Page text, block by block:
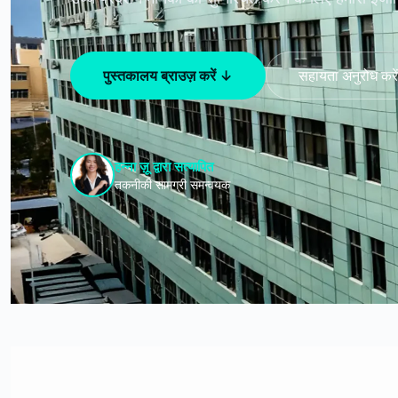
पुस्तकालय ब्राउज़ करें ↓ सहायता अनुरोध
हन्ना ज़ू द्वारा सत्यापित
तकनीकी सामग्री समन्वयक